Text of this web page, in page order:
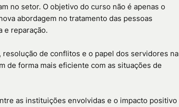
no setor. O objetivo do curso não é apenas o
abordagem no tratamento das pessoas
e reparação.
de conflitos e o papel dos servidores na
de forma mais eficiente com as situações de
as instituições envolvidas e o impacto positivo